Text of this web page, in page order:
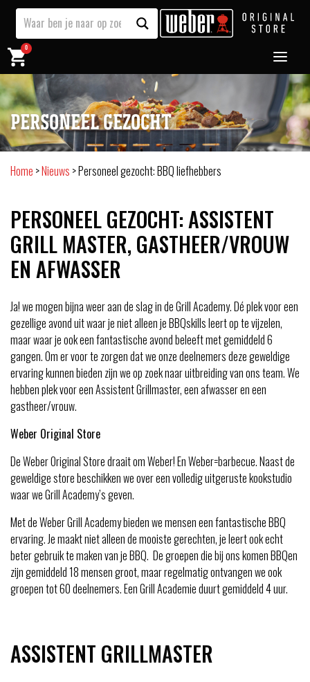
0
PERSONEEL GEZOCHT
Home >Nieuws >Personeel gezocht: BBQ liefhebbers
PERSONEEL GEZOCHT: ASSISTENT
GRILL MASTER, GASTHEER/VROUW
EN AFWASSER
Ja! we mogen bijna weer aan de slag in de Grill Academy. Dé plek voor een
gezellige avond uit waar je niet alleen je BBQskills leert op te vijzelen,
maar waar je ook een fantastische avond beleeft met gemiddeld 6
gangen. Om er voor te zorgen dat we onze deelnemers deze geweldige
ervaring kunnen bieden zijn we op zoek naar uitbreiding van ons team. We
hebben plek voor een Assistent Grillmaster, een afwasser en een
gastheer/vrouw.
Weber Original Store
De Weber Original Store draait om Weber! En Weber=barbecue. Naast de
geweldige store beschikken we over een volledig uitgeruste kookstudio
waar we Grill Academy’s geven.
Met de Weber Grill Academy bieden we mensen een fantastische BBQ
ervaring. Je maakt niet alleen de mooiste gerechten, je leert ook echt
beter gebruik te maken van je BBQ. De groepen die bij ons komen BBQen
zijn gemiddeld 18 mensen groot, maar regelmatig ontvangen we ook
groepen tot 60 deelnemers. Een Grill Academie duurt gemiddeld 4 uur.
ASSISTENT GRILLMASTER